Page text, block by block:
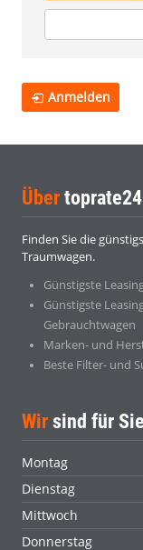
Anmelden
Über
Finden Sie die
Traumwagen.
Günstigste
Günstigste
Gebrauchtwagen
Marken- und
Beste Filter- und
Wir sind für
Montag
Dienstag
Mittwoch
Donnerstag